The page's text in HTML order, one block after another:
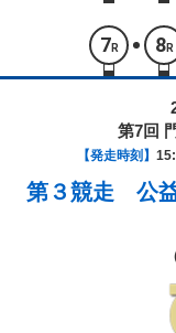
7 R 8R
第7回
【発走時刻】
第３競走 公